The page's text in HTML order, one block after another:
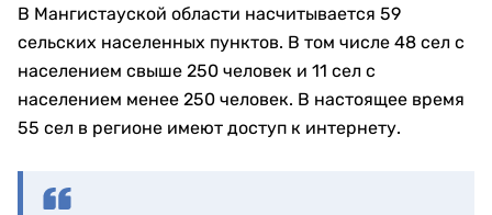
В Мангистауской области насчитывается 59
сельских населенных пунктов. В том числе 48 сел с
населением свыше 250 человек и 11 сел с
населением менее 250 человек. В настоящее время
55 сел в регионе имеют доступ к интернету.